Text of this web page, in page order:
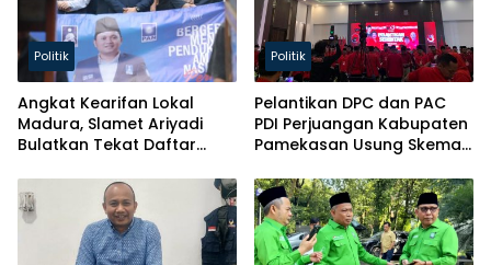
Politik
Angkat Kearifan Lokal
Madura, Slamet Ariyadi
Bulatkan Tekat Daftar
Politik
Pelantikan DPC dan PAC
PDI Perjuangan Kabupaten
Pamekasan Usung Skema